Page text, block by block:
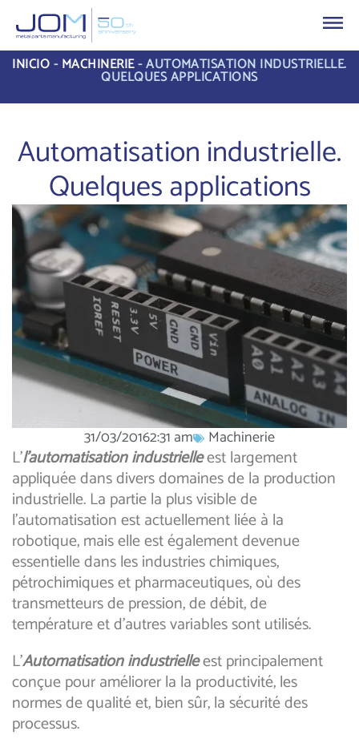
INICIO-MACHINERIE-AUTOMATISATION INDUSTRIELLE.
QUELQUES APPLICATIONS
Automatisation industrielle.
Quelques applications
31/03/20162:31 am Machinerie
L’l’automatisation industrielleest largement
appliquée dans divers domaines de la production
industrielle. La partie la plus visible de
l’automatisation est actuellement liée à la
robotique, mais elle est également devenue
essentielle dans les industries chimiques,
pétrochimiques et pharmaceutiques, où des
transmetteurs de pression, de débit, de
température et d’autres variables sont utilisés.
L’Automatisation industrielleest principalement
conçue pour améliorer la la productivité, les
normes de qualité et, bien sûr, la sécurité des
processus.